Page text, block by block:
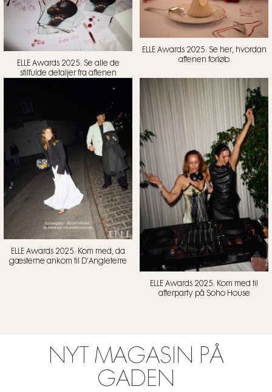
ELLE Awards 2025: Se alle de
stilfulde detaljer fra aftenen
ELLE Awards 2025: Se her, hvordan
aftenen forløb
ELLE Awards 2025: Kom med, da
gæsterne ankom til D’Angleterre
ELLE Awards 2025: Kom med til
afterparty på Soho House
NYT MAGASIN PÅ
GADEN